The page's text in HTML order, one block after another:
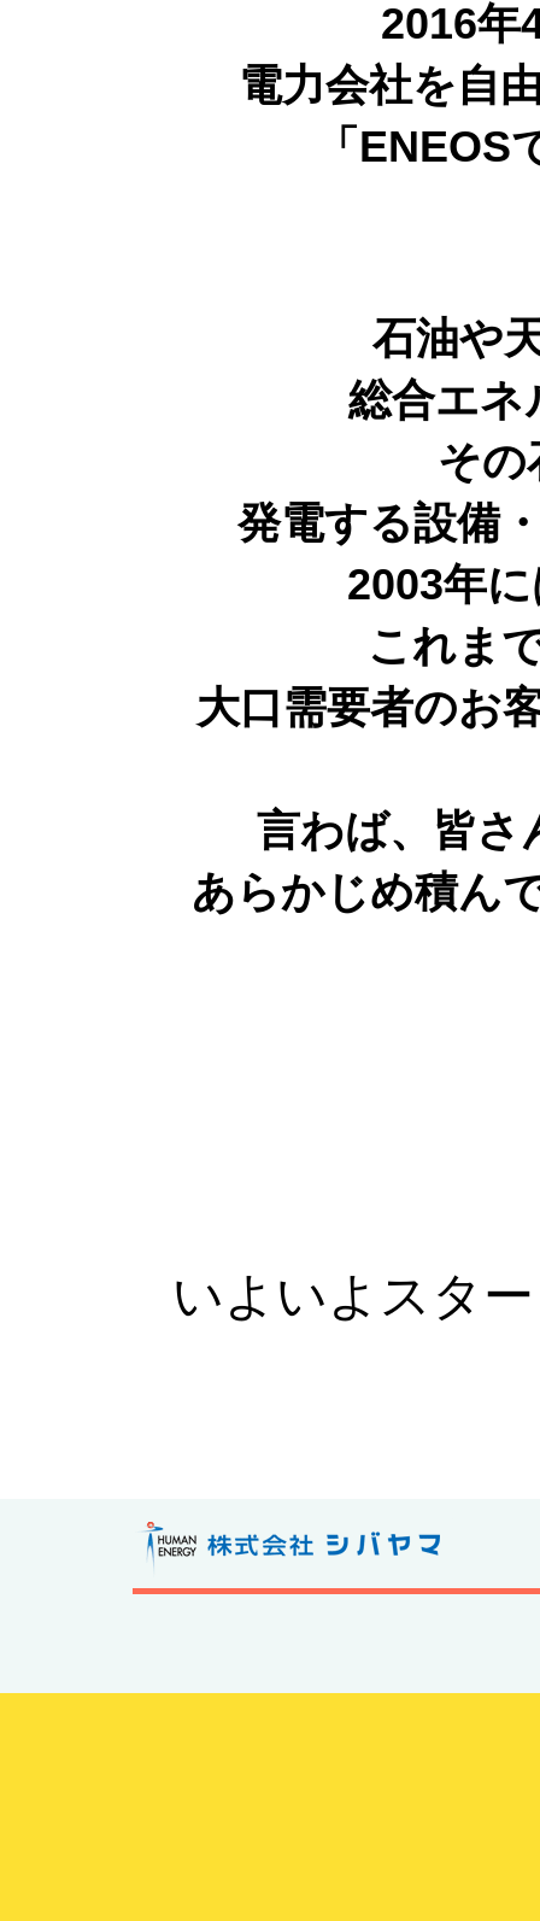
2016年
電力会社を自
「
石油や
総合エネ
その
発電する設備
2003年
これま
大口需要者のお
言わば、皆さ
あらかじめ積ん
いよいよスタ